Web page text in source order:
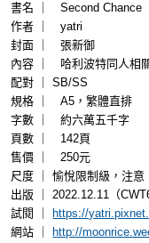
書名 ｜ Second Chance
作者 ｜ yatri
封面 ｜ 張新御
內容 ｜ 哈利波特同人相
配對 ｜ SB/SS
規格 ｜ A5，繁體直排
字數 ｜ 約六萬五千字
頁數 ｜ 142頁
售價 ｜ 250元
尺度 ｜ 愉悅限制級，注意
出版 ｜ 2022.12.11（
試閱 ｜
https://
網站 ｜
http://